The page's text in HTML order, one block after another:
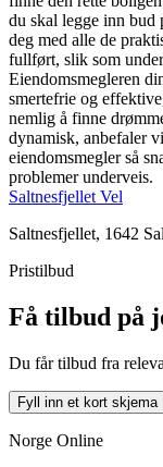
du skal legge inn bud
deg med alle de
fullført, slik som
Eiendomsmegleren
smertefrie og
nemlig å finne
dynamisk, anbefaler
eiendomsmegler så
problemer underveis.
Saltnesfjellet Vel
Saltnesfjellet, 1642
Pristilbud
Få tilbud på
Du får tilbud fra
Fyll inn et kort skjema
Norge Online